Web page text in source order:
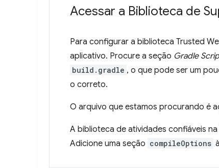
Acessar a Biblioteca de
Para configurar a biblioteca Trusted
aplicativo. Procure a seção Gradle
build.gradle , o que pode ser um
o correto.
O arquivo que estamos procurando é
A biblioteca de atividades confiáveis na
Adicione uma seção compileOptions